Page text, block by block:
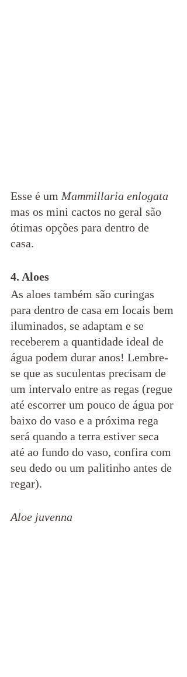
Esse é um Mammillaria enlogata
mas os mini cactos no geral são
ótimas opções para dentro de
casa.
4. Aloes
As aloes também são curingas
para dentro de casa em locais bem
iluminados, se adaptam e se
receberem a quantidade ideal de
água podem durar anos! Lembre-
se que as suculentas precisam de
um intervalo entre as regas (regue
até escorrer um pouco de água por
baixo do vaso e a próxima rega
será quando a terra estiver seca
até ao fundo do vaso, confira com
seu dedo ou um palitinho antes de
regar).
Aloe juvenna